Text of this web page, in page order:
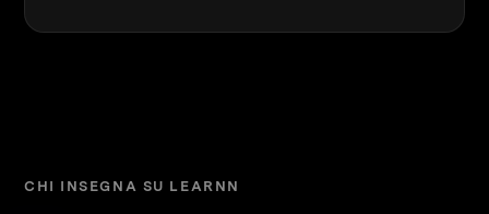
CHI INSEGNA SU LEARNN